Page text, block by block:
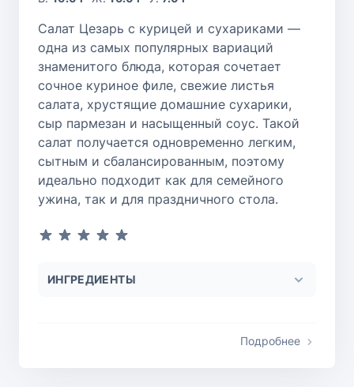
Салат Цезарь с курицей и сухариками —
одна из самых популярных вариаций
знаменитого блюда, которая сочетает
сочное куриное филе, свежие листья
салата, хрустящие домашние сухарики,
сыр пармезан и насыщенный соус. Такой
салат получается одновременно легким,
сытным и сбалансированным, поэтому
идеально подходит как для семейного
ужина, так и для праздничного стола.
ИНГРЕДИЕНТЫ
Подробнее